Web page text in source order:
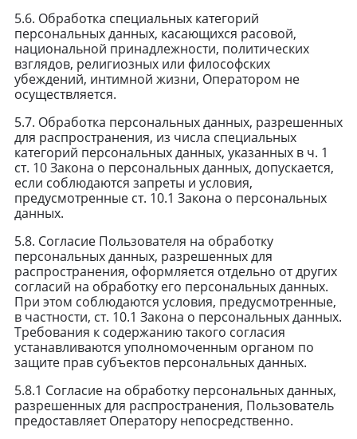
5.6. Обработка специальных категорий
персональных данных, касающихся расовой,
национальной принадлежности, политических
взглядов, религиозных или философских
убеждений, интимной жизни, Оператором не
осуществляется.
5.7. Обработка персональных данных, разрешенных
для распространения, из числа специальных
категорий персональных данных, указанных в ч. 1
ст. 10 Закона о персональных данных, допускается,
если соблюдаются запреты и условия,
предусмотренные ст. 10.1 Закона о персональных
данных.
5.8. Согласие Пользователя на обработку
персональных данных, разрешенных для
распространения, оформляется отдельно от других
согласий на обработку его персональных данных.
При этом соблюдаются условия, предусмотренные,
в частности, ст. 10.1 Закона о персональных данных.
Требования к содержанию такого согласия
устанавливаются уполномоченным органом по
защите прав субъектов персональных данных.
5.8.1 Согласие на обработку персональных данных,
разрешенных для распространения, Пользователь
предоставляет Оператору непосредственно.